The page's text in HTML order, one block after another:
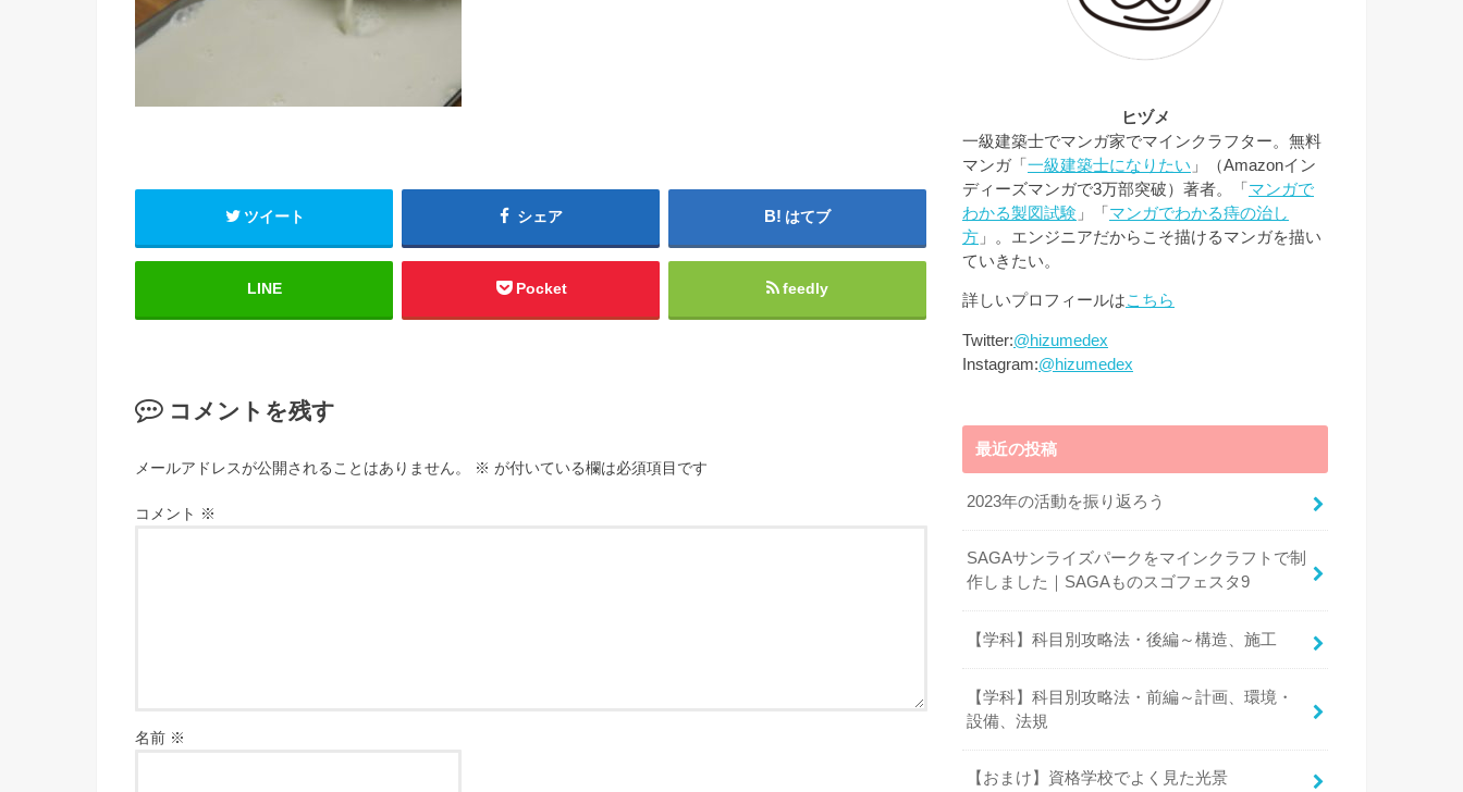
ツイート シェア はてブ
LINE Pocket feedly
コメントを残す
メールアドレスが公開されることはありません。 ※ が付いている欄は必須項目です
コメント ※
名前 ※
ヒヅメ
一級建築士でマンガ家でマインクラフター。無料
マンガ「一級建築士になりたい 」（Amazonイン
ディーズマンガで3万部突破）著者。「マンガで
わかる製図試験 」「マンガでわかる痔の治し
方 」。エンジニアだからこそ描けるマンガを描い
ていきたい。
詳しいプロフィールはこちら
Twitter:@hizumedex
Instagram:@hizumedex
最近の投稿
2023年の活動を振り返ろう
SAGAサンライズパークをマインクラフトで制
作しました｜SAGAものスゴフェスタ9
【学科】科目別攻略法・後編～構造、施工
【学科】科目別攻略法・前編～計画、環境・
設備、法規
【おまけ】資格学校でよく見た光景